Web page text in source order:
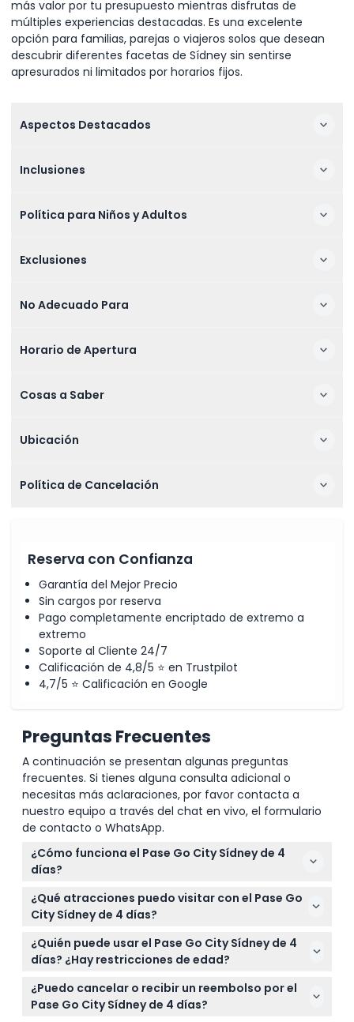
más valor por tu presupuesto mientras disfrutas de
múltiples experiencias destacadas. Es una excelente
opción para familias, parejas o viajeros solos que desean
descubrir diferentes facetas de Sídney sin sentirse
apresurados ni limitados por horarios fijos.
Aspectos Destacados
Inclusiones
Política para Niños y Adultos
Exclusiones
No Adecuado Para
Horario de Apertura
Cosas a Saber
Ubicación
Política de Cancelación
Reserva con Confianza
Garantía del Mejor Precio
Sin cargos por reserva
Pago completamente encriptado de extremo a
extremo
Soporte al Cliente 24/7
Calificación de 4,8/5 ⭐ en Trustpilot
4,7/5 ⭐ Calificación en Google
Preguntas Frecuentes
A continuación se presentan algunas preguntas
frecuentes. Si tienes alguna consulta adicional o
necesitas más aclaraciones, por favor contacta a
nuestro equipo a través del chat en vivo, el formulario
de contacto o WhatsApp.
¿Cómo funciona el Pase Go City Sídney de 4
días?
El pase se activa cuando visitas tu primera
atracción y dura cuatro días calendario
consecutivos, ofreciéndote acceso ilimitado a más
de 30 de las principales atracciones de Sídney
durante ese tiempo.
¿Qué atracciones puedo visitar con el Pase Go
City Sídney de 4 días?
Puedes explorar sitios populares como la visita
guiada a la Casa de la Ópera de Sídney, el Mirador
Torre de Sídney, el Zoológico Taronga, el Acuario
SEA LIFE Sídney y varios cruceros por el puerto,
todos incluidos en el pase.
¿Quién puede usar el Pase Go City Sídney de 4
días? ¿Hay restricciones de edad?
Las entradas para adultos son para viajeros de 16 a
99 años, mientras que las entradas para niños
cubren de 4 a 15 años; el pase no es adecuado para
¿Puedo cancelar o recibir un reembolso por el
Pase Go City Sídney de 4 días?